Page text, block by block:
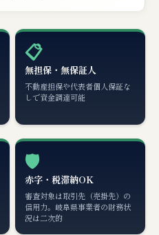
📋
無担保・無保証人
不動産担保や代表者個人保証な
しで資金調達可能
🛡️
赤字・税滞納OK
審査対象は取引先（売掛先）の
信用力。岐阜県事業者の財務状
況は二次的